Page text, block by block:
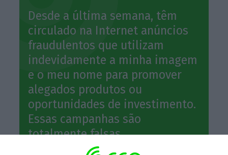
Desde a última semana, têm
circulado na Internet anúncios
fraudulentos que utilizam
indevidamente a minha imagem
e o meu nome para promover
alegados produtos ou
oportunidades de investimento.
Essas campanhas são
totalmente falsas.